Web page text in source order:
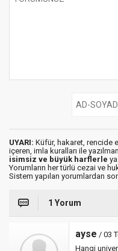
UYARI: Küfür, hakaret, rencide
içeren, imla kuralları ile
isimsiz ve büyük harflerle
Yorumların her türlü cezai ve
Sistem yapılan yorumlardan
1 Yorum
ayse / 03
Hangi